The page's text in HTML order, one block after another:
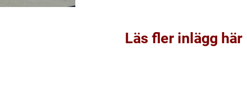
Läs fler inlägg här